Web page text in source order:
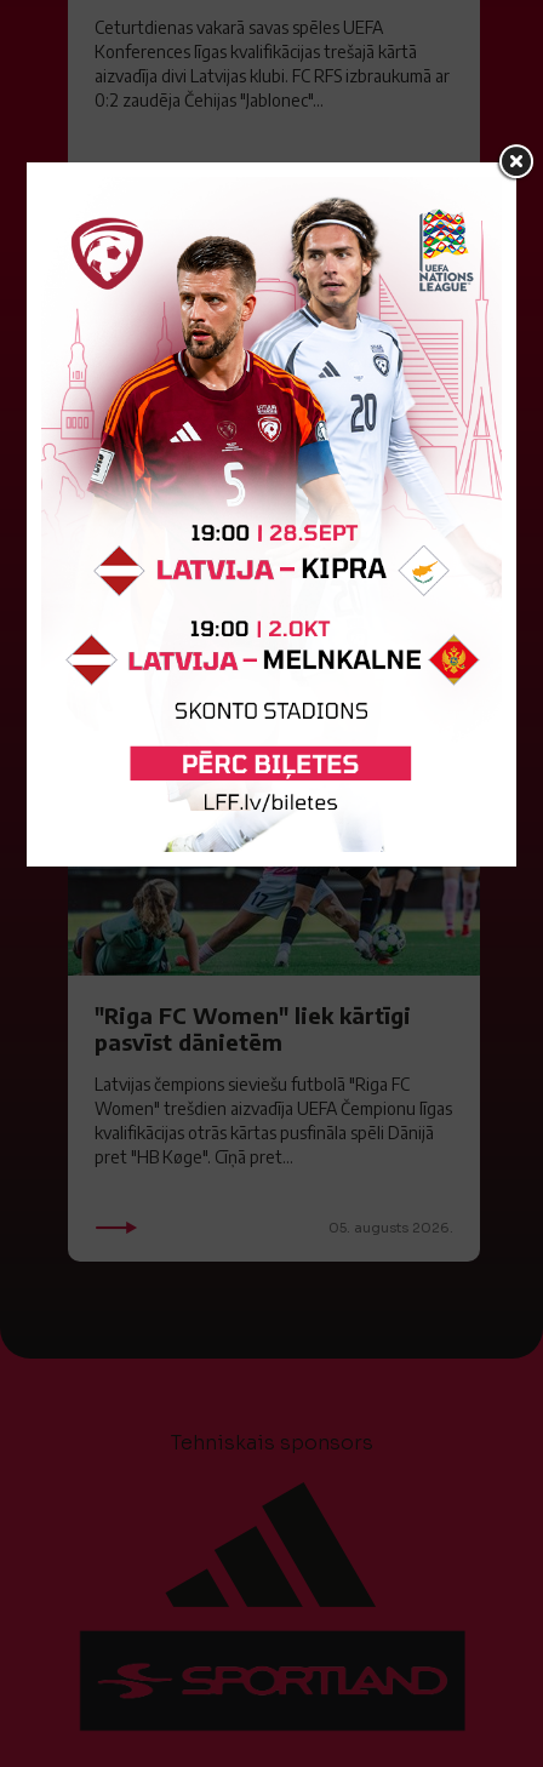
Ceturtdienas vakarā savas spēles UEFA
Konferences līgas kvalifikācijas trešajā kārtā
aizvadīja divi Latvijas klubi. FC RFS izbraukumā ar
0:2 zaudēja Čehijas "Jablonec"...
Jūlijā par labāko "LuckyBet" SFL
atzīta Keita Zviedre
Par "LuckyBet" Sieviešu futbola līgas jūnija
labāko spēlētāju atzīta FS "Metta" spēlētāja
balsojumā, kurā tika apkopotas...
06. augusts 2026.
"Riga FC Women" liek kārtīgi
pasvīst dānietēm
Latvijas čempions sieviešu futbolā "Riga FC
Women" trešdien aizvadīja UEFA Čempionu līgas
kvalifikācijas otrās kārtas pusfināla spēli Dānijā
pret "HB Køge". Cīņā pret...
05. augusts 2026.
Tehniskais sponsors